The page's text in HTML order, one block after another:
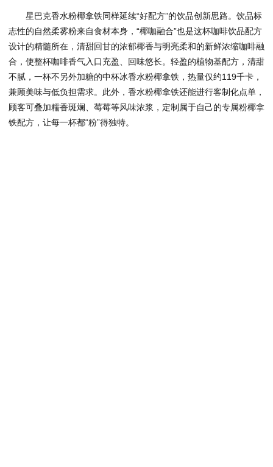
星巴克香水粉椰拿铁同样延续“好配方”的饮品创新思路。饮品标
志性的自然柔雾粉来自食材本身，“椰咖融合”也是这杯咖啡饮品配方
设计的精髓所在，清甜回甘的浓郁椰香与明亮柔和的新鲜浓缩咖啡融
合，使整杯咖啡香气入口充盈、回味悠长。轻盈的植物基配方，清甜
不腻，一杯不另外加糖的中杯冰香水粉椰拿铁，热量仅约119千卡，
兼顾美味与低负担需求。此外，香水粉椰拿铁还能进行客制化点单，
顾客可叠加糯香斑斓、莓莓等风味浓浆，定制属于自己的专属粉椰拿
铁配方，让每一杯都“粉”得独特。